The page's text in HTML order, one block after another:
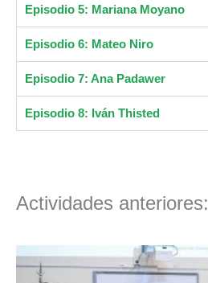
Episodio 5: Mariana Moyano
Episodio 6: Mateo Niro
Episodio 7: Ana Padawer
Episodio 8: Iván Thisted
Actividades anteriores: